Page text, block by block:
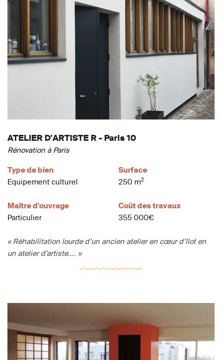
ATELIER D'ARTISTE R - Paris 10
Rénovation à Paris
Type de bien
Equipement culturel
Surface
250 m2
Maître d'ouvrage
Particulier
Coût des travaux
355 000€
« Réhabilitation lourde d’un ancien atelier en cœur d’îlot en
un atelier d’artiste.... »